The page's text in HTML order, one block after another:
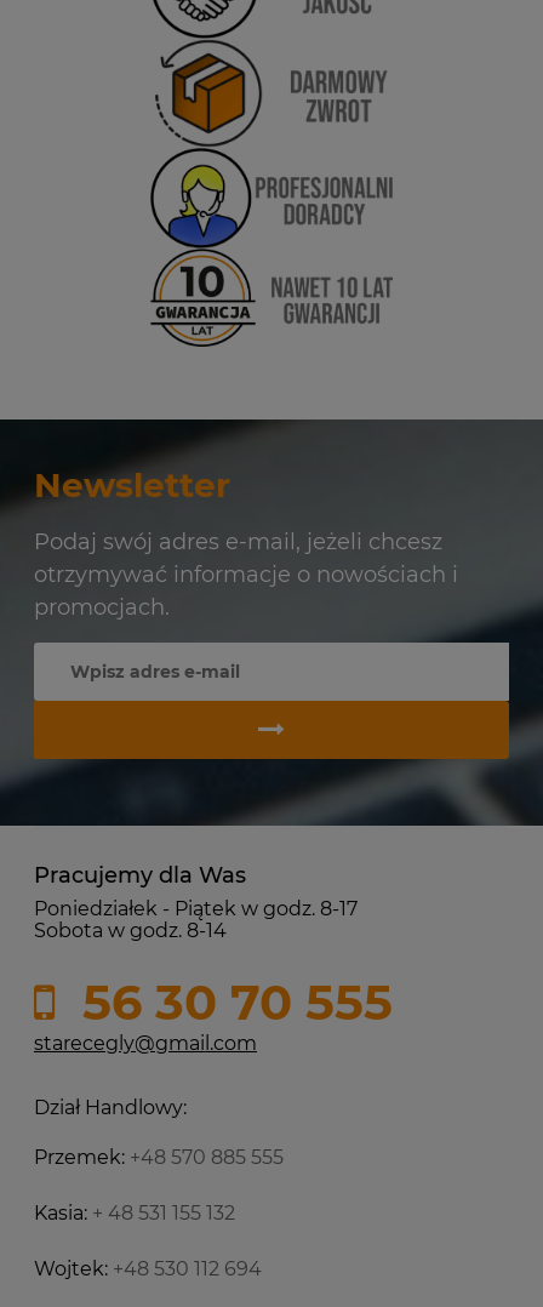
Newsletter
Podaj swój adres e-mail, jeżeli chcesz
otrzymywać informacje o nowościach i
promocjach.
Pracujemy dla Was
Poniedziałek - Piątek w godz. 8-17
Sobota w godz. 8-14
56 30 70 555
starecegly@gmail.com
Dział Handlowy:
Przemek: +48 570 885 555
Kasia: + 48 531 155 132
Wojtek: +48 530 112 694